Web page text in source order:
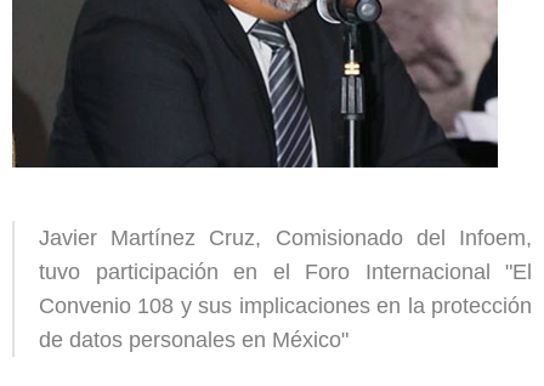
Javier Martínez Cruz, Comisionado del Infoem,
tuvo participación en el Foro Internacional "El
Convenio 108 y sus implicaciones en la protección
de datos personales en México"